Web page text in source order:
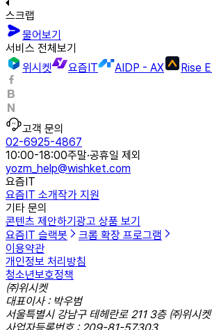
스크랩
물어보기
서비스 전체보기
위시켓
요즘IT AIDP - AX Rise
고객 문의
02-6925-4867
10:00-18:00주말·공휴일 제외
yozm_help@wishket.com
요즘IT
요즘IT 소개작가 지원
기타 문의
콘텐츠 제안하기 광고 상품 보기
요즘IT 슬랙봇
크롬 확장 프로그램
이용약관
개인정보 처리방침
청소년보호정책
㈜위시켓
대표이사 : 박우범
서울특별시 강남구 테헤란로 211 3층 ㈜위시켓